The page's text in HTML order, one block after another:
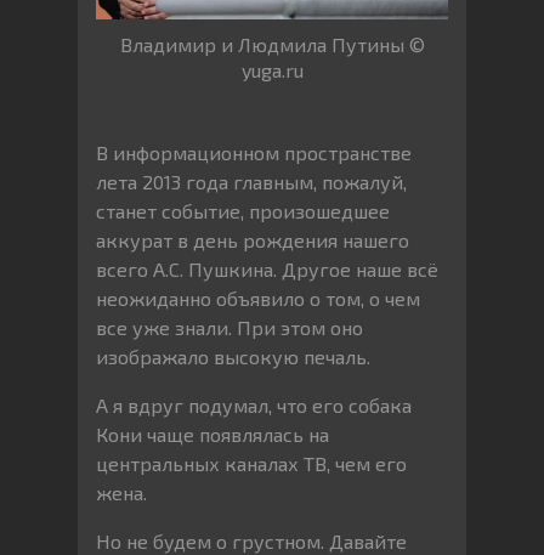
Владимир и Людмила Путины ©
yuga.ru
В информационном пространстве
лета 2013 года главным, пожалуй,
станет событие, произошедшее
аккурат в день рождения нашего
всего А.С. Пушкина. Другое наше всё
неожиданно объявило о том, о чем
все уже знали. При этом оно
изображало высокую печаль.
А я вдруг подумал, что его собака
Кони чаще появлялась на
центральных каналах ТВ, чем его
жена.
Но не будем о грустном. Давайте